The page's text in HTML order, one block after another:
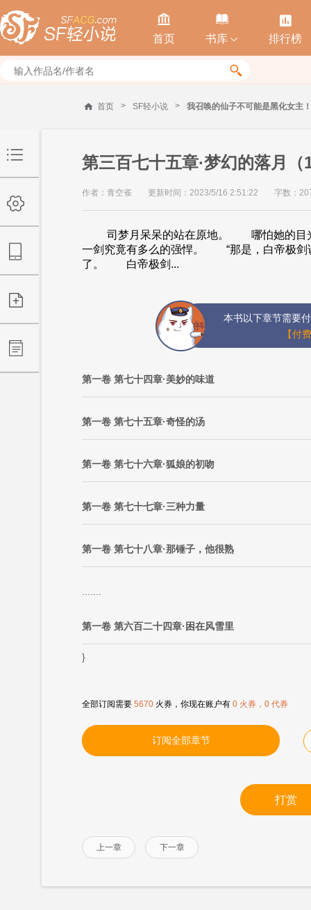

首页

书库 

排行榜

首页 > SF轻小说 > 我召唤的仙子不可能是黑化女主！
第三百七十五章·梦幻的落月（
作者：青空雀 更新时间：2023/5/16 2:51:22 字数：
司梦月呆呆的站在原地。 哪怕她的目光
一剑究竟有多么的强悍。 “那是，白帝
了。 白帝极剑...
本书以下章节需要
【付
第一卷 第七十四章·美妙的味道
第一卷 第七十五章·奇怪的汤
第一卷 第七十六章·狐娘的初吻
第一卷 第七十七章·三种力量
第一卷 第七十八章·那锤子，他很熟
第一卷 第六百二十四章·困在风雪里
}
全部订阅需要 5670 火券，你现在账户有 0 火券，0 代券
订阅全部章节
打赏
上一章 下一章